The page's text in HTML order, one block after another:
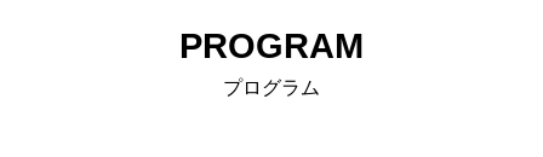
PROGRAM
プログラム